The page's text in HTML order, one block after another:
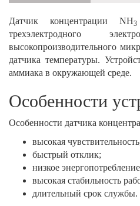
Датчик концентрации NH3
трехэлектродного
высокопроизводительного
датчика температуры.
аммиака в окружающей среде.
Особенности
Особенности датчика
высокая
быстрый отклик;
низкое
высокая стабильность
длительный срок службы.